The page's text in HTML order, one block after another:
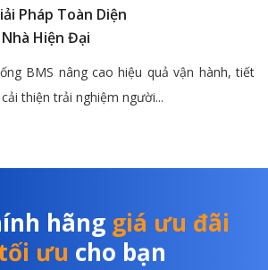
Pháp Toàn Diện
Hiện Đại
BMS nâng cao hiệu quả vận hành, tiết
thiện trải nghiệm người...
hãng giá ưu đãi
ưu cho bạn